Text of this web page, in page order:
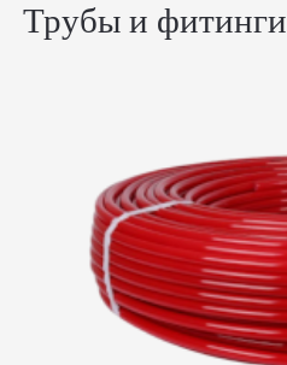
Трубы и фитинги